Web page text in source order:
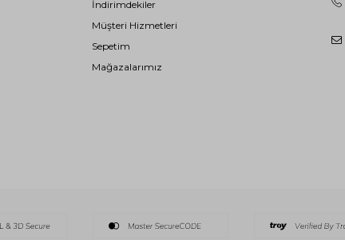
İndirimdekiler
Müşteri Hizmetleri
Sepetim
Mağazalarımız